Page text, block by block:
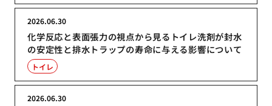
化学反応と表面張力の視点から見るトイレ洗剤が封水
の安定性と排水トラップの寿命に与える影響について
2026.06.30
トイレ
2026.06.30